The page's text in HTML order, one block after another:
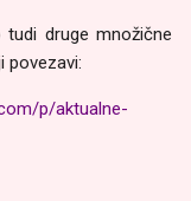
druge množične
povezavi:
p/aktualne-